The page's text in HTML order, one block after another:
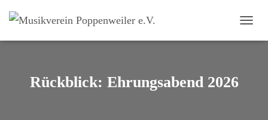
Rückblick: Ehrungsabend 2026